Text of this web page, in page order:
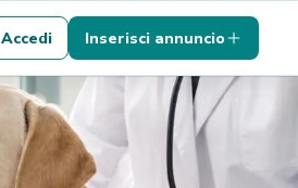
Accedi Inserisci annuncio